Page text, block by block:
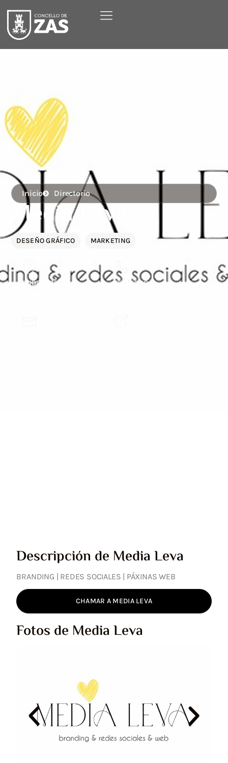
Inicio Directorio
Media Leva
DESEÑO GRÁFICO MARKETING
ENDEREZO
TELÉFONO
Descripción de Media Leva
BRANDING | REDES SOCIALES | PÁXINAS WEB
CHAMAR A MEDIA LEVA
Fotos de Media Leva